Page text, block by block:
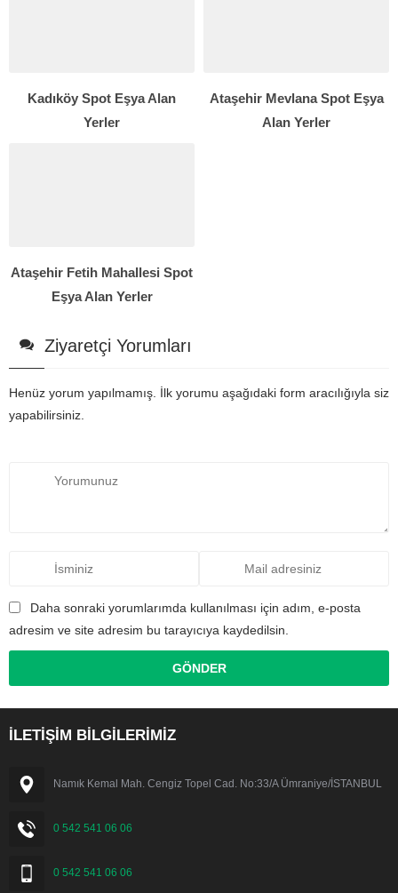
Kadıköy Spot Eşya Alan
Yerler
Ataşehir Mevlana Spot Eşya
Alan Yerler
Ataşehir Fetih Mahallesi Spot
Eşya Alan Yerler
Ziyaretçi Yorumları
Henüz yorum yapılmamış. İlk yorumu aşağıdaki form aracılığıyla siz
yapabilirsiniz.
Daha sonraki yorumlarımda kullanılması için adım, e-posta
adresim ve site adresim bu tarayıcıya kaydedilsin.
İLETİŞİM BİLGİLERİMİZ
Namık Kemal Mah. Cengiz Topel Cad. No:33/A Ümraniye/İSTANBUL
0 542 541 06 06
0 542 541 06 06